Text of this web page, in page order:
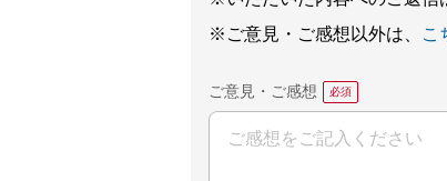
※ご意見・ご感想以外は、
こ
ご意見・ご感想